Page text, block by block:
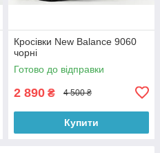
Кросівки New Balance 9060
чорні
Готово до відправки
2 890 ₴ 4 500 ₴
Купити